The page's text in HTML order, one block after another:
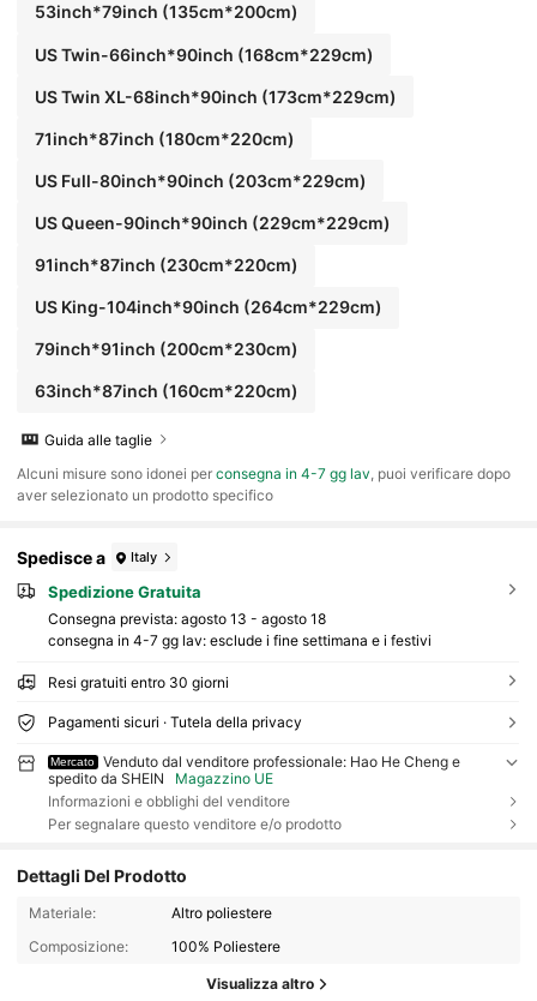
53inch*79inch (135cm*200cm)
US Twin-66inch*90inch (168cm*229cm)
US Twin XL-68inch*90inch (173cm*229cm)
71inch*87inch (180cm*220cm)
US Full-80inch*90inch (203cm*229cm)
US Queen-90inch*90inch (229cm*229cm)
91inch*87inch (230cm*220cm)
US King-104inch*90inch (264cm*229cm)
79inch*91inch (200cm*230cm)
63inch*87inch (160cm*220cm)
Guida alle taglie
Alcuni misure sono idonei perconsegna in 4-7 gg lav, puoi verificare dopo
aver selezionato un prodotto specifico
Spedisce a Italy
Spedizione Gratuita
Consegna prevista: agosto 13 - agosto 18
consegna in 4-7 gg lav: esclude i fine settimana e i festivi
Resi gratuiti entro 30 giorni
Pagamenti sicuri · Tutela della privacy
Mercato
Venduto dal venditore professionale: Hao He Cheng e
spedito da SHEIN
Magazzino UE
Informazioni e obblighi del venditore
Per segnalare questo venditore e/o prodotto
Dettagli Del Prodotto
Materiale:
Altro poliestere
Composizione:
100% Poliestere
Visualizza altro